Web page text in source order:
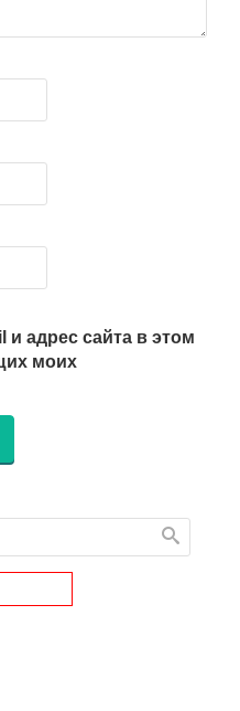
адрес сайта в этом
моих